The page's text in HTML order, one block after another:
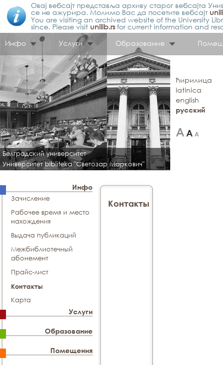
Овај вебсајт представља архиву старог вебсајта
се не ажурира. Молимо Вас да посетите вебсајт
You are visiting an archived website of the University
since. Please visit unilib.rsfor current information and
Инфо
Услуги Образование
Белградский университет
Университет bibliteka "Светозар Маркович"
ћирилица
latinica
english
русский
Инфо
Зачисление
Рабочее время и место
нахождения
Выдача публикаций
Межбиблиотечный
абонемент
Прайс-лист
Контакты
Карта
Услуги
Образование
Помещения
Контакты